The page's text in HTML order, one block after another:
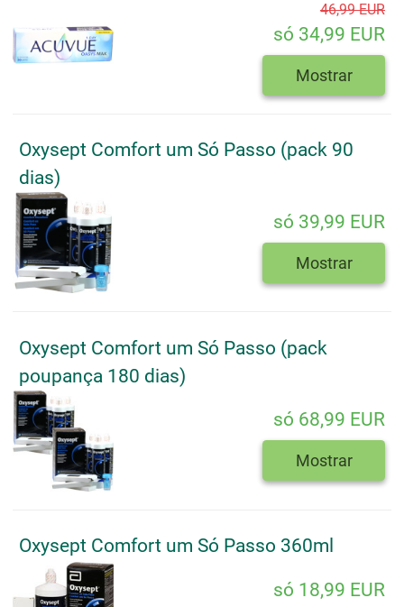
46,99 EUR
só 34,99 EUR
Mostrar
Oxysept Comfort um Só Passo (pack 90
dias)
só 39,99 EUR
Mostrar
Oxysept Comfort um Só Passo (pack
poupança 180 dias)
só 68,99 EUR
Mostrar
Oxysept Comfort um Só Passo 360ml
só 18,99 EUR